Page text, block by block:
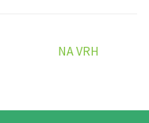
NA VRH